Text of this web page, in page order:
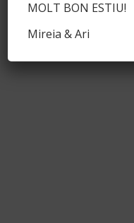
MOLT BON ESTIU!
Mireia & Ari